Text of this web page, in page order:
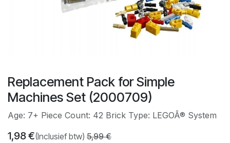
Replacement Pack for Simple
Machines Set (2000709)
Age: 7+ Piece Count: 42 Brick Type: LEGOÂ® System
1,98€(Inclusief btw) 5,99€